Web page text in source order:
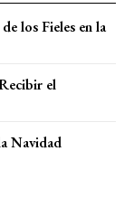
los Fieles en la
el
Navidad